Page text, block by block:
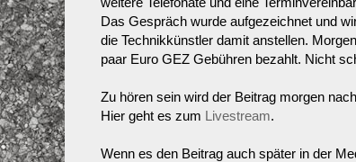
Das Gespräch wurde aufgezeichnet und
die Technikkünstler damit anstellen.
paar Euro GEZ Gebühren bezahlt. Nicht
Zu hören sein wird der Beitrag morgen
Hier geht es zum Livestream.
Wenn es den Beitrag auch später in der